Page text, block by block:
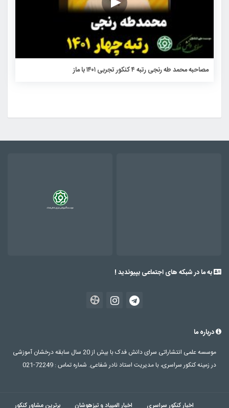
مصاحبه محمد طه رنجی رتبه ۴ کنکور تجربی ۱۴۰۱ با ماز
به ما در شبکه های اجتماعی بپیوندید !
درباره ما
موسسه علمی انتشاراتی سرای دانش فدک با بیش از 20 سال سابقه درخشان آموزشی
در زمینه کنکور سراسری، با مدیریت استاد نادر شفاعی. شماره تماس : 72249-021
اخبار کنکور سراسری اخبار المپیاد و تیزهوشان برترین مشاور کنکور